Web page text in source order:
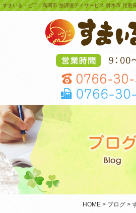
すまいる・ピア | 高岡市 放課後デイサービス 射水市 児童
HOME > ブログ >